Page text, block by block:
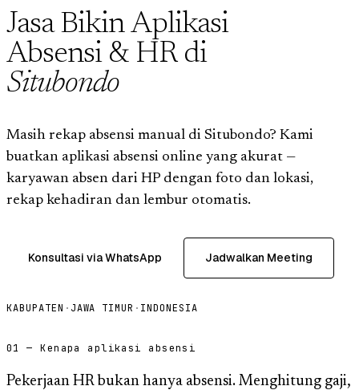
Jasa Bikin Aplikasi
Absensi & HR di
Situbondo
Masih rekap absensi manual di Situbondo? Kami
buatkan aplikasi absensi online yang akurat —
karyawan absen dari HP dengan foto dan lokasi,
rekap kehadiran dan lembur otomatis.
Konsultasi via WhatsApp Jadwalkan Meeting
KABUPATEN · JAWA TIMUR · INDONESIA
01 — Kenapa aplikasi absensi
Pekerjaan HR bukan hanya absensi. Menghitung gaji,